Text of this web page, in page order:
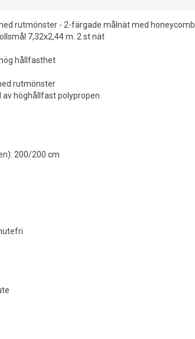
rutmönster - 2-färgade målnät med honeycomb
7,32x2,44 m. 2 st nät
hållfasthet
rutmönster
av höghållfast polypropen
200/200 cm